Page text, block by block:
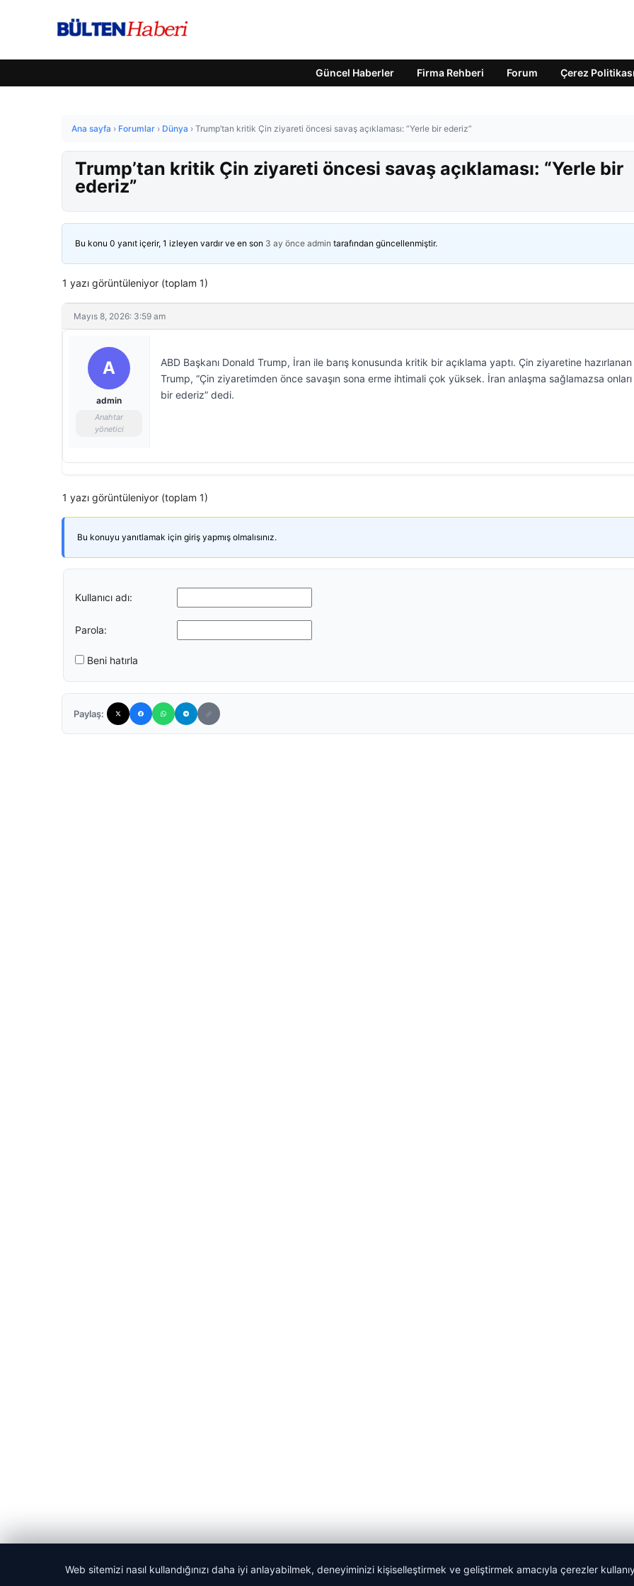
Güncel Haberler Firma Rehberi Forum Çerez Politikası
Ana sayfa › Forumlar › Dünya › Trump’tan kritik Çin ziyareti öncesi savaş açıklaması: “Yerle bir ederiz”
Trump’tan kritik Çin ziyareti öncesi savaş açıklaması: “Yerle bir
ederiz”
Bu konu 0 yanıt içerir, 1 izleyen vardır ve en son 3 ay önce admin tarafından güncellenmiştir.
1 yazı görüntüleniyor (toplam 1)
Mayıs 8, 2026: 3:59 am
A
admin
Anahtar
yönetici
ABD Başkanı Donald Trump, İran ile barış konusunda kritik bir açıklama yaptı. Çin ziyaretine hazırlanan
Trump, “Çin ziyaretimden önce savaşın sona erme ihtimali çok yüksek. İran anlaşma sağlamazsa
bir ederiz” dedi.
1 yazı görüntüleniyor (toplam 1)
Bu konuyu yanıtlamak için giriş yapmış olmalısınız.
Kullanıcı adı:
Parola:
Beni hatırla
Paylaş:
© 2026 Bülten Haberi
Web sitemizi nasıl kullandığınızı daha iyi anlayabilmek, deneyiminizi kişiselleştirmek ve geliştirmek amacıyla çerezler